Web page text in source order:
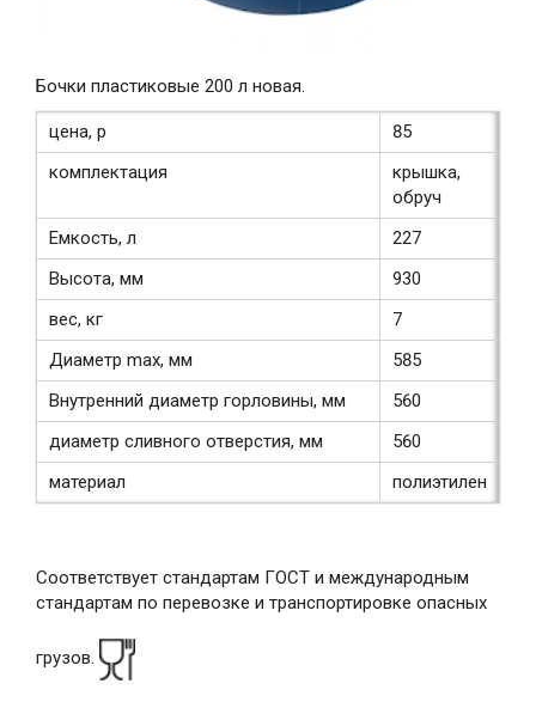
Бочки пластиковые 200 л новая.
цена, р
85
комплектация
крышка,
обруч
Емкость, л
227
Высота, мм
930
вес, кг
7
Диаметр max, мм
585
Внутренний диаметр горловины, мм
560
диаметр сливного отверстия, мм
560
материал
полиэтилен
Соответствует стандартам ГОСТ и международным
стандартам по перевозке и транспортировке опасных
грузов.